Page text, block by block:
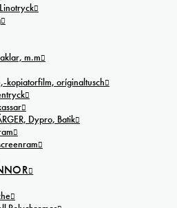
m.m
kopiatorfilm, oríginaltusch
Dypro, Batik